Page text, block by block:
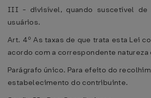
III - divisível, quando suscetível de
usuários.
Art. 4º As taxas de que trata esta Lei
acordo com a correspondente natureza
Parágrafo único. Para efeito do
estabelecimento do contribuinte.